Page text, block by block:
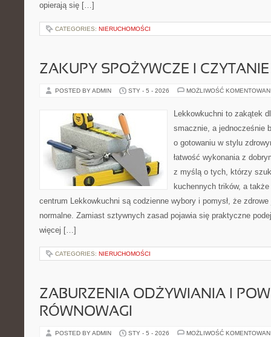
opierają się […]
CATEGORIES: NIERUCHOMOŚCI
ZAKUPY SPOŻYWCZE I CZYTANIE
POSTED BY ADMIN STY - 5 - 2026 MOŻLIWOŚĆ
Lekkowkuchni to zakątek
smacznie, a jednocześnie
o gotowaniu w stylu
łatwość wykonania z
z myślą o tych, którzy
kuchennych trików, a
centrum Lekkowkuchni są codzienne wybory i pomysł, że
normalne. Zamiast sztywnych zasad pojawia się praktyczne
więcej […]
CATEGORIES: NIERUCHOMOŚCI
ZABURZENIA ODŻYWIANIA I
RÓWNOWAGI
POSTED BY ADMIN STY - 5 - 2026 MOŻLIWOŚĆ